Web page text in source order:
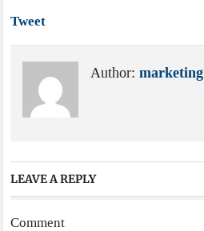
Tweet
Author:marketing
LEAVE A REPLY
Comment